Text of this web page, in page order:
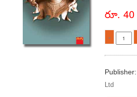
రూ. 40
-
Publisher:
Ltd